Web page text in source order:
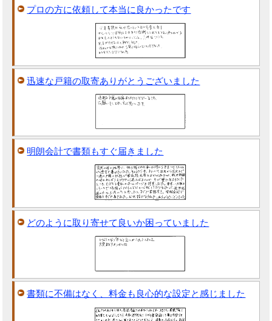
プロの方に依頼して本当に良かったです
迅速な戸籍の取寄ありがとうございました
明朗会計で書類もすぐ届きました
どのように取り寄せて良いか困っていました
書類に不備はなく、料金も良心的な設定と感じました